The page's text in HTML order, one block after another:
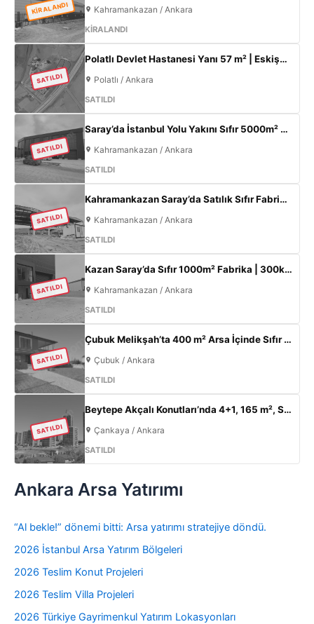
KİRALANDI Kahramankazan / Ankara
KİRALANDI
SATILDI
Polatlı Devlet Hastanesi Yanı 57 m² | Eskişehir Yolu Cepheli | Ticari+Konut İmarlı Arsa
Polatlı / Ankara
SATILDI
SATILDI
Saray’da İstanbul Yolu Yakını Sıfır 5000m² Fabrika | 300KW & 800m² Ofis
Kahramankazan / Ankara
SATILDI
SATILDI
Kahramankazan Saray’da Satılık Sıfır Fabrika | 11 m Tavan | 200 KW
Kahramankazan / Ankara
SATILDI
SATILDI
Kazan Saray’da Sıfır 1000m² Fabrika | 300kW Enerji + 120m² Ofis
Kahramankazan / Ankara
SATILDI
SATILDI
Çubuk Melikşah’ta 400 m² Arsa İçinde Sıfır 3+1 Müstakil Ev – Kaçırılmayacak Fırsat!
Çubuk / Ankara
SATILDI
SATILDI
Beytepe Akçalı Konutları’nda 4+1, 165 m², Sıfır Lüks Daire | Site İçi, Otoparklı, Takasa Uygun
Çankaya / Ankara
SATILDI
Ankara Arsa Yatırımı
“Al bekle!” dönemi bitti: Arsa yatırımı stratejiye döndü.
2026 İstanbul Arsa Yatırım Bölgeleri
2026 Teslim Konut Projeleri
2026 Teslim Villa Projeleri
2026 Türkiye Gayrimenkul Yatırım Lokasyonları